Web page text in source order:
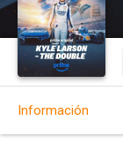
Información